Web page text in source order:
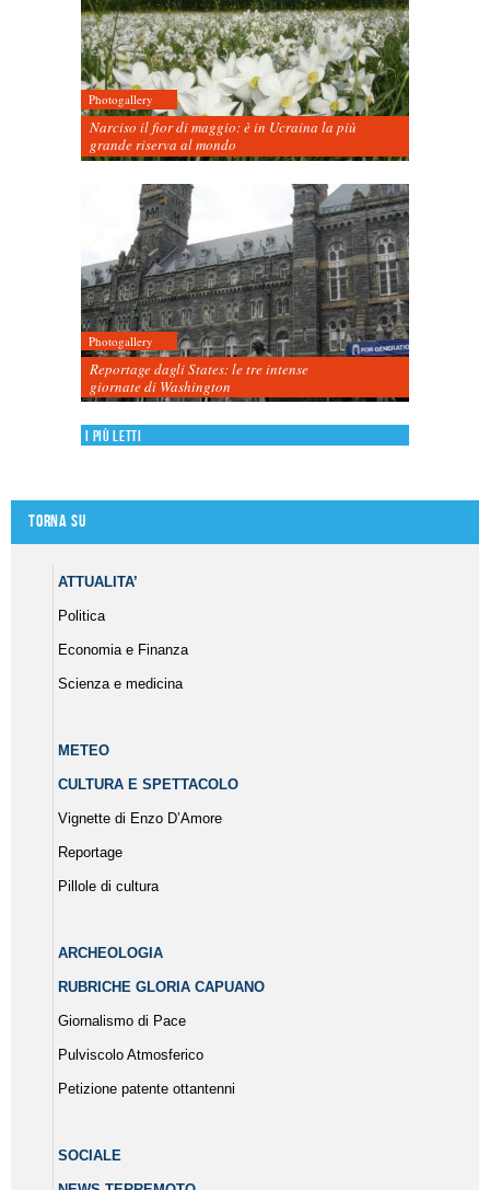
Photogallery
Narciso il fior di maggio: è in Ucraina la più
grande riserva al mondo
Photogallery
Reportage dagli States: le tre intense
giornate di Washington
I più letti
Torna su
ATTUALITA’
Politica
Economia e Finanza
Scienza e medicina
METEO
CULTURA E SPETTACOLO
Vignette di Enzo D’Amore
Reportage
Pillole di cultura
ARCHEOLOGIA
RUBRICHE GLORIA CAPUANO
Giornalismo di Pace
Pulviscolo Atmosferico
Petizione patente ottantenni
SOCIALE